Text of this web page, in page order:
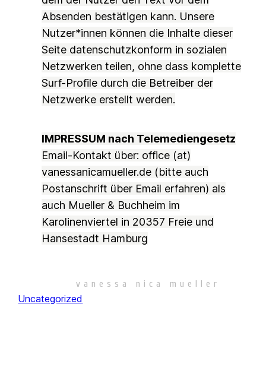
Absenden bestätigen kann. Unsere
Nutzer*innen können die Inhalte dieser
Seite datenschutzkonform in sozialen
Netzwerken teilen, ohne dass komplette
Surf-Profile durch die Betreiber der
Netzwerke erstellt werden.
IMPRESSUM nach Telemediengesetz
Email-Kontakt über: office (at)
vanessanicamueller.de (bitte auch
Postanschrift über Email erfahren) als
auch Mueller & Buchheim im
Karolinenviertel in 20357 Freie und
Hansestadt Hamburg
June 5, 2024vanessa nica mueller
Uncategorized